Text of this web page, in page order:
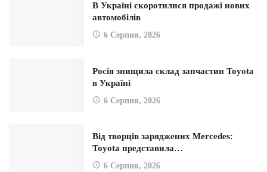
В Україні скоротилися продажі нових
автомобілів
6 Серпня, 2026
Росія знищила склад запчастин Toyota
в Україні
6 Серпня, 2026
Від творців заряджених Mercedes:
Toyota представила…
6 Серпня, 2026